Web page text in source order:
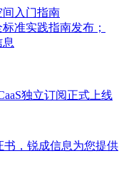
入门指南
准实践指南发布；
独立订阅正式上线
书，锐成信息为您提供